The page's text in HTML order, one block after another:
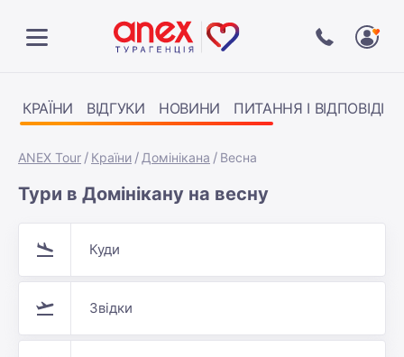
КРАЇНИ ВІДГУКИ НОВИНИ ПИТАННЯ І ВІДПОВІДІ
ANEX Tour Країни Домінікана Весна
Тури в Домінікану на весну
Куди
Звідки